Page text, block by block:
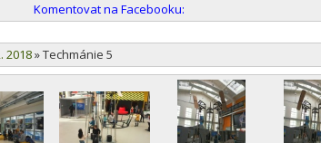
Komentovat na Facebooku:
2018»Techmánie 5